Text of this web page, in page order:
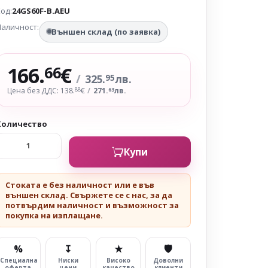
24GS60F-B.AEU
Външен склад (по заявка)
166.66€ / 325.95лв.
Цена без ДДС: 138.88€ / 271.63лв.
Купи
Стоката е без наличност или е във
външен склад. Свържете се с нас, за да
потвърдим наличност и възможност за
покупка на изплащане.
%
Специална
↧
Ниски
★
Високо
🛡
Доволни